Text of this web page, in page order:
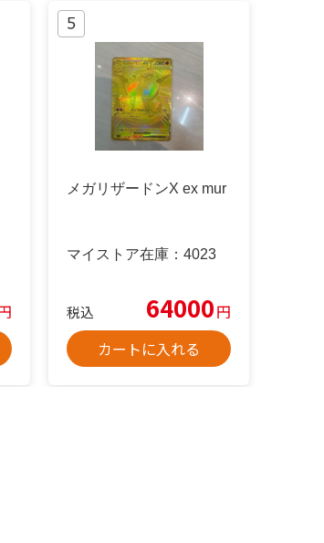
メガリザードンX ex mur
マイストア在庫： 4023
税込 64000円
カートに入れる